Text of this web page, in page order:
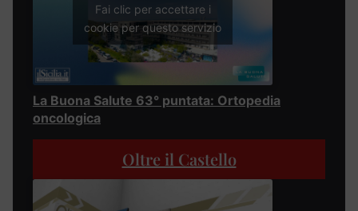
Fai clic per accettare i
cookie per questo servizio
La Buona Salute 63° puntata: Ortopedia
oncologica
Oltre il Castello